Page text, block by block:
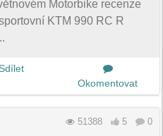
Motorbike recenze
KTM 990 RC R
Okomentovat
51388 5 0